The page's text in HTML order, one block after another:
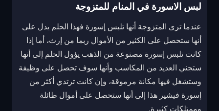
لبس الاسورة في المنام للمتزوجة
عندما ترى المتزوجة أنها تلبس إسورة فهذا الحلم يدل على
أنها ستحصل على الكثير من الأموال ربما من إرث، أما إذا
كانت تلبس إسورة مصنوعة من الذهب يؤول الحلم إلى أنها
ستجني العديد من المكاسب وأنها سوف تحصل على وظيفة
وستشغل فيها مكانة مرموقة، وإن كانت ترتدي أكثر من
إسورة فيشير هذا إلى أنها ستحصل على أموال طائلة
وممتلكات كثيرة.